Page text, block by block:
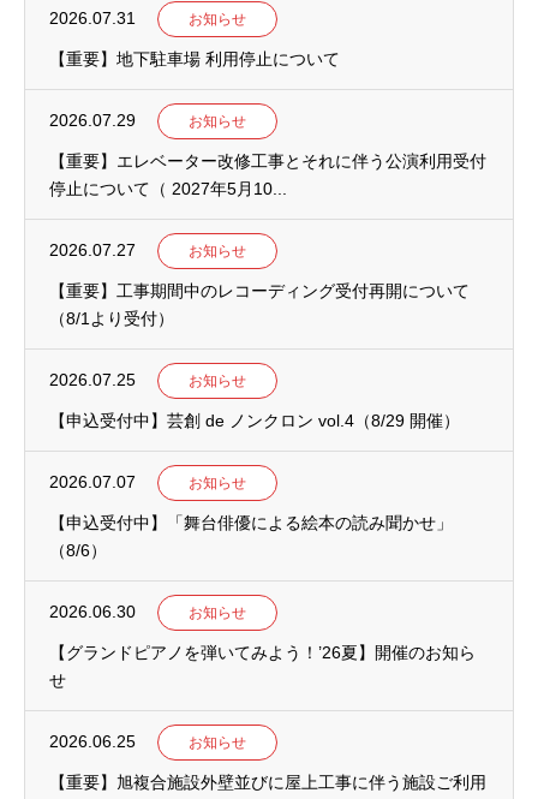
2026.07.31 お知らせ
【重要】地下駐車場 利用停止について
2026.07.29 お知らせ
【重要】エレベーター改修工事とそれに伴う公演利用受付
停止について（ 2027年5月10...
2026.07.27 お知らせ
【重要】工事期間中のレコーディング受付再開について
（8/1より受付）
2026.07.25 お知らせ
【申込受付中】芸創 de ノンクロン vol.4（8/29 開催）
2026.07.07 お知らせ
【申込受付中】「舞台俳優による絵本の読み聞かせ」
（8/6）
2026.06.30 お知らせ
【グランドピアノを弾いてみよう！’26夏】開催のお知ら
せ
2026.06.25 お知らせ
【重要】旭複合施設外壁並びに屋上工事に伴う施設ご利用